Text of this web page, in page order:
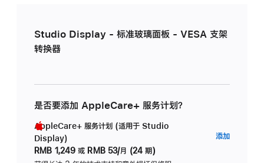
Studio Display - 标准玻璃面板 - VESA 支架
转换器
是否要添加 AppleCare+ 服务计划？
AppleCare+ 服务计划 (适用于 Studio
Display)
RMB 1,249 或 RMB 53/月 (24 期)
添加